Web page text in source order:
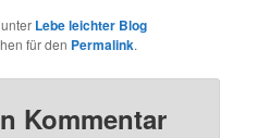
unter Lebe leichter Blog
für den Permalink.
Kommentar